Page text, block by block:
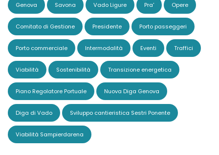
Genova Savona Vado Ligure Pra' Opere
Comitato di Gestione Presidente Porto passeggeri
Porto commerciale Intermodalità Eventi Traffici
Viabilità Sostenibilità Transizione energetica
Piano Regolatore Portuale Nuova Diga Genova
Diga di Vado Sviluppo cantieristica Sestri Ponente
Viabilità Sampierdarena